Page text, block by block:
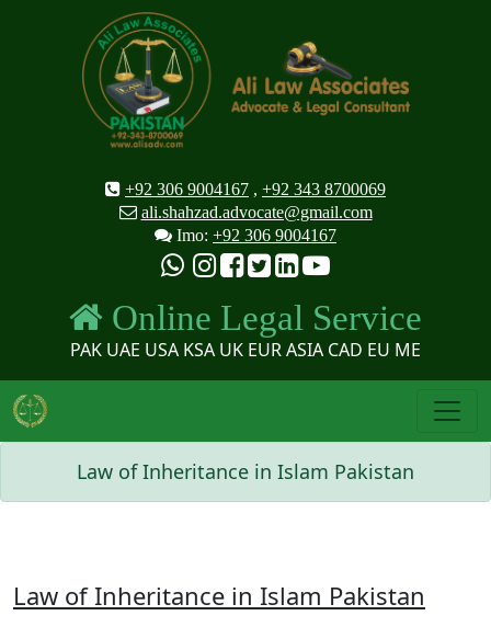
+92 306 9004167 , +92 343 8700069
ali.shahzad.advocate@gmail.com
Imo: +92 306 9004167
Online Legal Service
PAK UAE USA KSA UK EUR ASIA CAD EU ME
Law of Inheritance in Islam Pakistan
Law of Inheritance in Islam Pakistan